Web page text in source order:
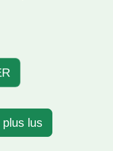
lus